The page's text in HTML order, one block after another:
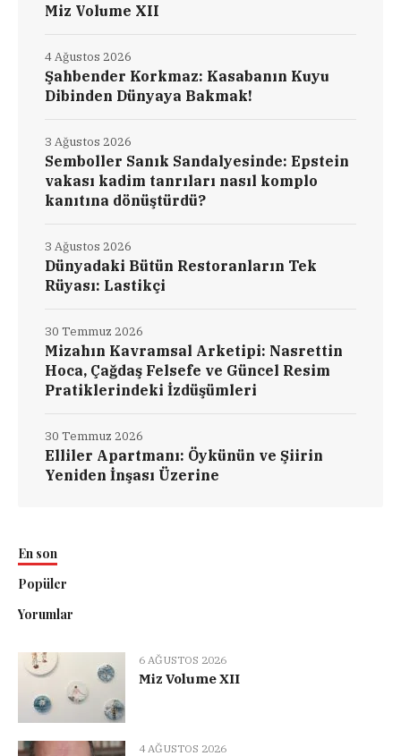
Miz Volume XII
Şahbender Korkmaz: Kasabanın Kuyu
Dibinden Dünyaya Bakmak!
4 Ağustos 2026
Semboller Sanık Sandalyesinde: Epstein
vakası kadim tanrıları nasıl komplo
kanıtına dönüştürdü?
3 Ağustos 2026
Dünyadaki Bütün Restoranların Tek
Rüyası: Lastikçi
3 Ağustos 2026
Mizahın Kavramsal Arketipi: Nasrettin
Hoca, Çağdaş Felsefe ve Güncel Resim
Pratiklerindeki İzdüşümleri
30 Temmuz 2026
Elliler Apartmanı: Öykünün ve Şiirin
Yeniden İnşası Üzerine
30 Temmuz 2026
En son
Popüler
Yorumlar
6 AĞUSTOS 2026
Miz Volume XII
4 AĞUSTOS 2026